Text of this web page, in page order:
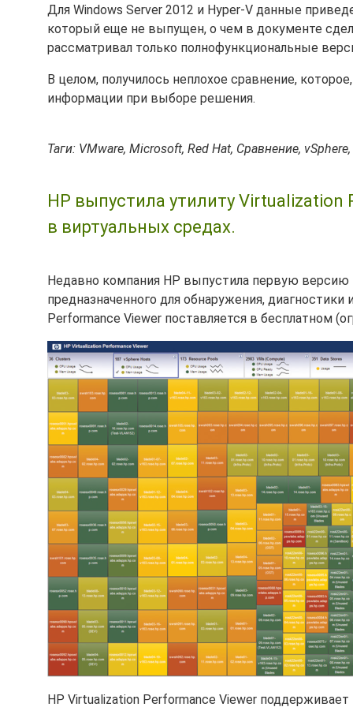
Для Windows Server 2012 и Hyper-V данные
который еще не выпущен, о чем в документе
рассматривал только полнофункциональные
В целом, получилось неплохое сравнение,
информации при выборе решения.
Таги: VMware, Microsoft, Red Hat, Сравнение,
HP выпустила утилиту
в виртуальных средах.
Недавно компания HP выпустила первую версию
предназначенного для обнаружения,
Performance Viewer поставляется в бесплатном
HP Virtualization Performance Viewer